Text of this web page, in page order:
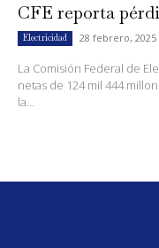
CFE reporta
Electricidad 28 febrero, 2025
La Comisión Federal de
netas de 124 mil 444
la...